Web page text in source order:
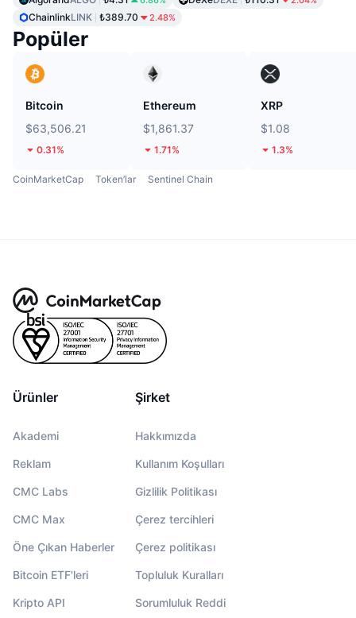
ChainlinkLINK ₺389.70 2.48%
Popüler
Bitcoin
$63,506.21
0.31%
Ethereum
$1,861.37
1.71%
XRP
$1.08
1.3%
CoinMarketCap Token’lar Sentinel Chain
Ürünler
Akademi
Reklam
CMC Labs
CMC Max
Öne Çıkan Haberler
Bitcoin ETF'leri
Kripto API
Şirket
Hakkımızda
Kullanım Koşulları
Gizlilik Politikası
Çerez tercihleri
Çerez politikası
Topluluk Kuralları
Sorumluluk Reddi